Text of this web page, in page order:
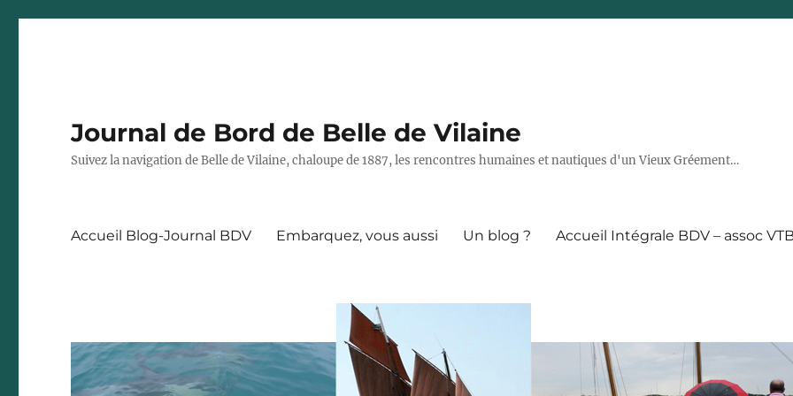
Journal de Bord de Belle de Vilaine
Suivez la navigation de Belle de Vilaine, chaloupe de 1887, les rencontres humaines et nautiques d'un Vieux Gréement…
Accueil Blog-Journal BDV Embarquez, vous aussi Un blog ? Accueil Intégrale BDV – assoc